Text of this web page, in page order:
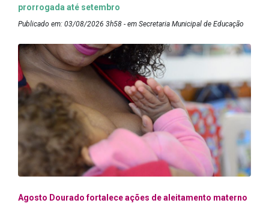
prorrogada até setembro
Publicado em: 03/08/2026 3h58 - em Secretaria Municipal de Educação
Agosto Dourado fortalece ações de aleitamento materno